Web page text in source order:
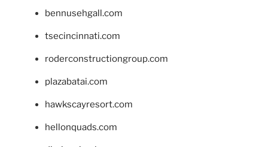
bennusehgall.com
tsecincinnati.com
roderconstructiongroup.com
plazabatai.com
hawkscayresort.com
hellonquads.com